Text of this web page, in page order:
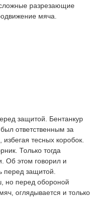
разрезающие
мяча.
защитой. Бентанкур
ответственным за
тесных коробок.
Только тогда
Об этом говорил и
перед защитой.
но перед обороной
оглядывается и только